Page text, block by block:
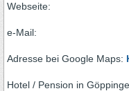
Webseite:
e-Mail:
Adresse bei Google Maps:
Hotel / Pension in